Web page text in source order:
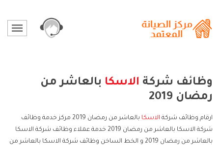
وظائف شركة الاسكا بالعاشر من
رمضان 2019
ارقام وظائف شركة الاسكا
بالعاشر من رمضان 2019 مركز خدمة وظائف
شركة الاسكا بالعاشر من رمضان 2019 خدمة عملاء وظائف شركة الاسكا
بالعاشر من رمضان 2019 و الخط الساخن وظائف شركة الاسكا بالعاشر من